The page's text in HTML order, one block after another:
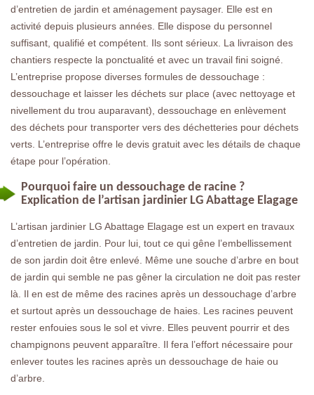
d’entretien de jardin et aménagement paysager. Elle est en
activité depuis plusieurs années. Elle dispose du personnel
suffisant, qualifié et compétent. Ils sont sérieux. La livraison des
chantiers respecte la ponctualité et avec un travail fini soigné.
L’entreprise propose diverses formules de dessouchage :
dessouchage et laisser les déchets sur place (avec nettoyage et
nivellement du trou auparavant), dessouchage en enlèvement
des déchets pour transporter vers des déchetteries pour déchets
verts. L’entreprise offre le devis gratuit avec les détails de chaque
étape pour l’opération.
Pourquoi faire un dessouchage de racine ?
Explication de l’artisan jardinier LG Abattage Elagage
L’artisan jardinier LG Abattage Elagage est un expert en travaux
d’entretien de jardin. Pour lui, tout ce qui gêne l’embellissement
de son jardin doit être enlevé. Même une souche d’arbre en bout
de jardin qui semble ne pas gêner la circulation ne doit pas rester
là. Il en est de même des racines après un dessouchage d’arbre
et surtout après un dessouchage de haies. Les racines peuvent
rester enfouies sous le sol et vivre. Elles peuvent pourrir et des
champignons peuvent apparaître. Il fera l’effort nécessaire pour
enlever toutes les racines après un dessouchage de haie ou
d’arbre.